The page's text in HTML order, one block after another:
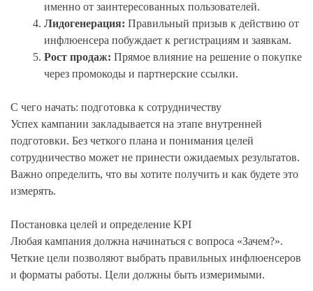
именно от заинтересованных пользователей.
Лидогенерация: Правильный призыв к действию от
инфлюенсера побуждает к регистрациям и заявкам.
Рост продаж: Прямое влияние на решение о покупке
через промокоды и партнерские ссылки.
С чего начать: подготовка к сотрудничеству
Успех кампании закладывается на этапе внутренней
подготовки. Без четкого плана и понимания целей
сотрудничество может не принести ожидаемых результатов.
Важно определить, что вы хотите получить и как будете это
измерять.
Постановка целей и определение KPI
Любая кампания должна начинаться с вопроса «Зачем?».
Четкие цели позволяют выбрать правильных инфлюенсеров
и форматы работы. Цели должны быть измеримыми.